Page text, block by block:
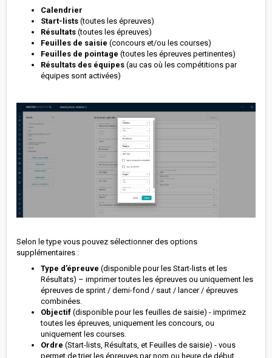
Calendrier
Start-lists (toutes les épreuves)
Résultats (toutes les épreuves)
Feuilles de saisie (concours et/ou les courses)
Feuilles de pointage (toutes les épreuves pertinentes)
Résultats des équipes (au cas où les compétitions par
équipes sont activées)
Selon le type vous pouvez sélectionner des options
supplémentaires :
Type d’épreuve (disponible pour les Start-lists et les
Résultats) – imprimer toutes les épreuves ou uniquement les
épreuves de sprint / demi-fond / saut / lancer / épreuves
combinées.
Objectif (disponible pour les feuilles de saisie) - imprimez
toutes les épreuves, uniquement les concours, ou
uniquement les courses.
Ordre (Start-lists, Résultats, et Feuilles de saisie) - vous
permet de trier les épreuves par nom ou heure de début.